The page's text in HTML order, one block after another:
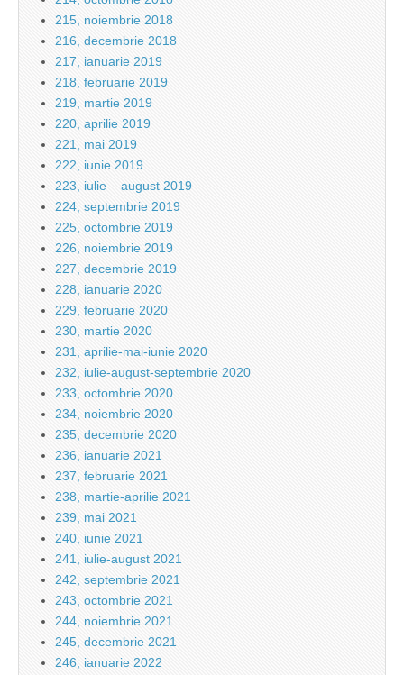
215, noiembrie 2018
216, decembrie 2018
217, ianuarie 2019
218, februarie 2019
219, martie 2019
220, aprilie 2019
221, mai 2019
222, iunie 2019
223, iulie – august 2019
224, septembrie 2019
225, octombrie 2019
226, noiembrie 2019
227, decembrie 2019
228, ianuarie 2020
229, februarie 2020
230, martie 2020
231, aprilie-mai-iunie 2020
232, iulie-august-septembrie 2020
233, octombrie 2020
234, noiembrie 2020
235, decembrie 2020
236, ianuarie 2021
237, februarie 2021
238, martie-aprilie 2021
239, mai 2021
240, iunie 2021
241, iulie-august 2021
242, septembrie 2021
243, octombrie 2021
244, noiembrie 2021
245, decembrie 2021
246, ianuarie 2022